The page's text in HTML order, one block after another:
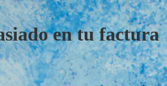
en tu factura